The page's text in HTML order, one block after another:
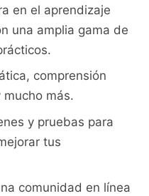
en el ⁢aprendizaje
una⁤ amplia gama de
comprensión
más.
y pruebas para
tus‌
comunidad en línea